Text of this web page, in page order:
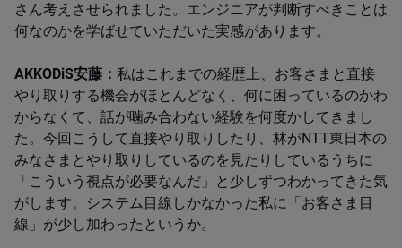
さん考えさせられました。エンジニアが判断すべきことは
何なのかを学ばせていただいた実感があります。​
AKKODiS安藤： 私はこれまでの経歴上、お客さまと直接
やり取りする機会がほとんどなく、何に困っているのかわ
からなくて、話が噛み合わない経験を何度かしてきまし
た。​​​​​​今回こうして直接やり取りしたり、林がNTT東日本の
みなさまとやり取りしているのを見たりしているうちに
「こういう視点が必要なんだ」と少しずつわかってきた気
がします。システム目線しかなかった私に「お客さま目
線」が少し加わったというか。​